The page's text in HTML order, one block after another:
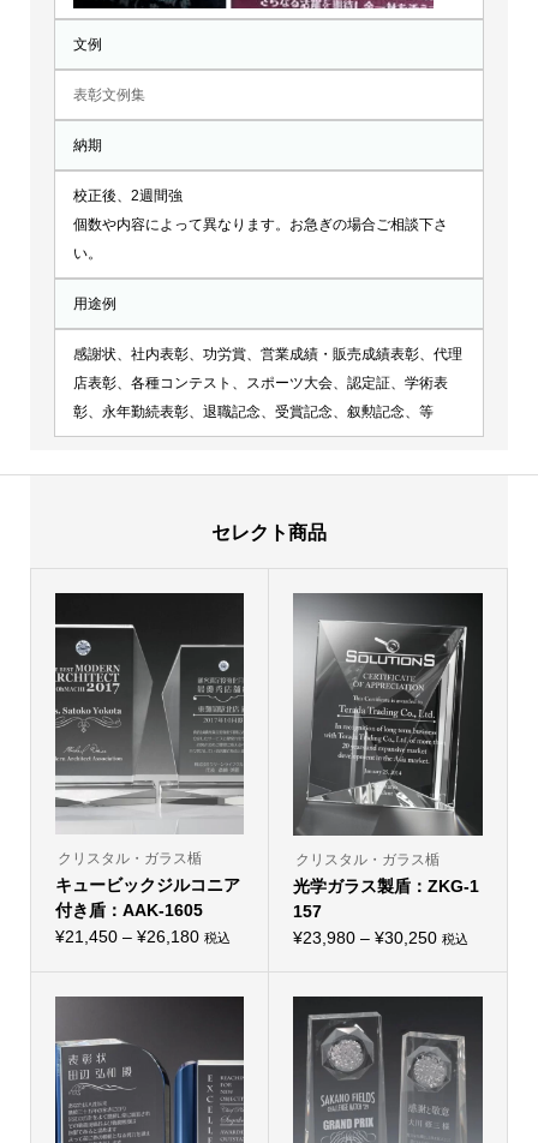
文例
表彰文例集
納期
校正後、2週間強
個数や内容によって異なります。お急ぎの場合ご相談下さ
い。
用途例
感謝状、社内表彰、功労賞、営業成績・販売成績表彰、代理
店表彰、各種コンテスト、スポーツ大会、認定証、学術表
彰、永年勤続表彰、退職記念、受賞記念、叙勲記念、等
セレクト商品
クリスタル・ガラス楯
キュービックジルコニア
付き盾：AAK-1605
¥21,450 – ¥26,180価
¥26,180
税込
の
品
は
複
数
の
バ
リ
エ
クリスタル・ガラス楯
光学ガラス製盾：ZKG-1
157
¥23,980 – ¥30,250価
–
¥30,250
税込
の
に
は
バ
エ